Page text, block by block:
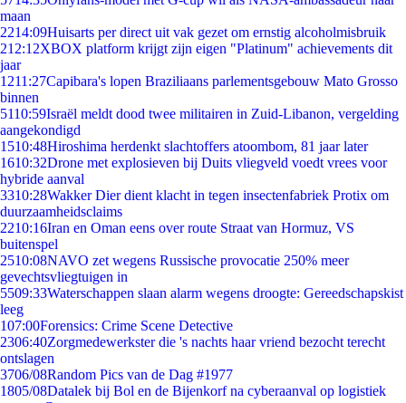
maan
2214:09Huisarts per direct uit vak gezet om ernstig alcoholmisbruik
212:12XBOX platform krijgt zijn eigen "Platinum" achievements dit
jaar
1211:27Capibara's lopen Braziliaans parlementsgebouw Mato Grosso
binnen
5110:59Israël meldt dood twee militairen in Zuid-Libanon, vergelding
aangekondigd
1510:48Hiroshima herdenkt slachtoffers atoombom, 81 jaar later
1610:32Drone met explosieven bij Duits vliegveld voedt vrees voor
hybride aanval
3310:28Wakker Dier dient klacht in tegen insectenfabriek Protix om
duurzaamheidsclaims
2210:16Iran en Oman eens over route Straat van Hormuz, VS
buitenspel
2510:08NAVO zet wegens Russische provocatie 250% meer
gevechtsvliegtuigen in
5509:33Waterschappen slaan alarm wegens droogte: Gereedschapskist
leeg
107:00Forensics: Crime Scene Detective
2306:40Zorgmedewerkster die 's nachts haar vriend bezocht terecht
ontslagen
3706/08Random Pics van de Dag #1977
1805/08Datalek bij Bol en de Bijenkorf na cyberaanval op logistiek